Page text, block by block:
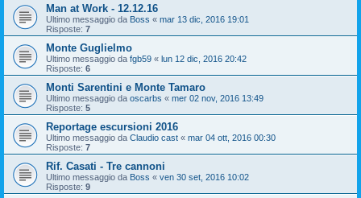
Man at Work - 12.12.16
Ultimo messaggio da Boss « mar 13 dic, 2016 19:01
Risposte: 7
Monte Guglielmo
Ultimo messaggio da fgb59 « lun 12 dic, 2016 20:42
Risposte: 6
Monti Sarentini e Monte Tamaro
Ultimo messaggio da oscarbs « mer 02 nov, 2016 13:49
Risposte: 5
Reportage escursioni 2016
Ultimo messaggio da Claudio cast « mar 04 ott, 2016 00:30
Risposte: 7
Rif. Casati - Tre cannoni
Ultimo messaggio da Boss « ven 30 set, 2016 10:02
Risposte: 9